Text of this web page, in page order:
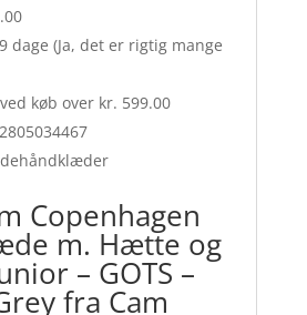
dage (Ja, det er rigtig mange
køb over kr. 599.00
Copenhagen
m. Hætte og
– GOTS –
fra Cam